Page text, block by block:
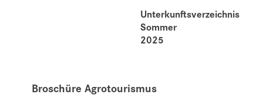
Unterkunftsverzeichnis
Sommer
2025
Broschüre Agrotourismus